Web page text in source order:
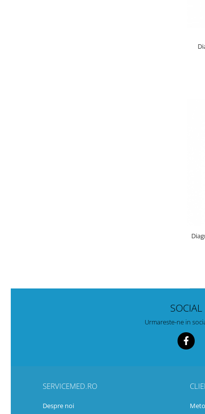
SOCIAL
Urmareste-ne in
SERVICEMED.RO
Despre noi